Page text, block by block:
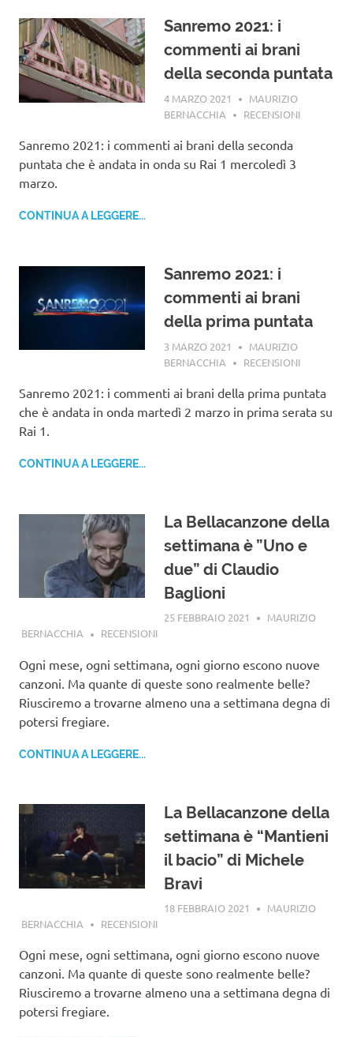
Sanremo 2021: i
commenti ai brani
della seconda puntata
4 MARZO 2021
MAURIZIO
BERNACCHIA
RECENSIONI
Sanremo 2021: i commenti ai brani della seconda
puntata che è andata in onda su Rai 1 mercoledì 3
marzo.
CONTINUA A LEGGERE...
Sanremo 2021: i
commenti ai brani
della prima puntata
3 MARZO 2021
MAURIZIO
BERNACCHIA
RECENSIONI
Sanremo 2021: i commenti ai brani della prima puntata
che è andata in onda martedì 2 marzo in prima serata su
Rai 1.
CONTINUA A LEGGERE...
La Bellacanzone della
settimana è ”Uno e
due” di Claudio
Baglioni
25 FEBBRAIO 2021
MAURIZIO
BERNACCHIA
RECENSIONI
Ogni mese, ogni settimana, ogni giorno escono nuove
canzoni. Ma quante di queste sono realmente belle?
Riusciremo a trovarne almeno una a settimana degna di
potersi fregiare.
CONTINUA A LEGGERE...
La Bellacanzone della
settimana è “Mantieni
il bacio” di Michele
Bravi
18 FEBBRAIO 2021
MAURIZIO
BERNACCHIA
RECENSIONI
Ogni mese, ogni settimana, ogni giorno escono nuove
canzoni. Ma quante di queste sono realmente belle?
Riusciremo a trovarne almeno una a settimana degna di
potersi fregiare.